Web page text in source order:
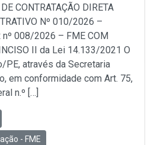
CONTRATAÇÃO DIRETA
Nº 010/2026 –
nº 008/2026 – FME COM
INCISO II da Lei 14.133/2021 O
PE, através da Secretaria
em conformidade com Art. 75,
n.º […]
- FME